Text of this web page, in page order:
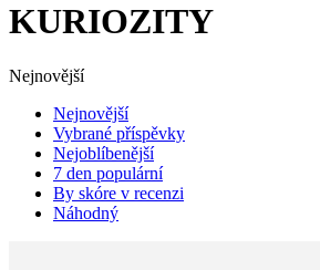
KURIOZITY
Nejnovější
Nejnovější
Vybrané příspěvky
Nejoblíbenější
7 den populární
By skóre v recenzi
Náhodný